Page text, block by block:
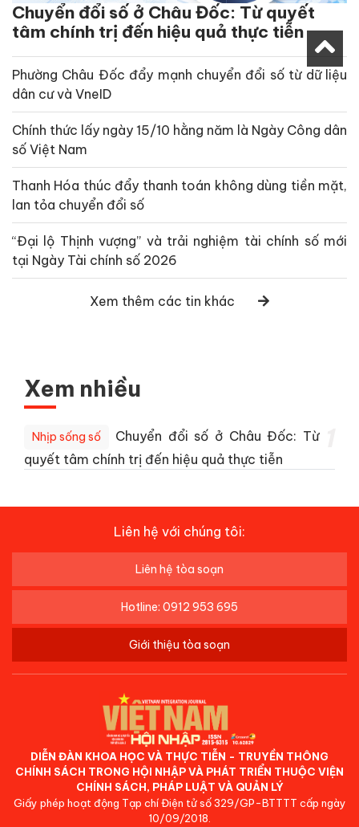
Chuyển đổi số ở Châu Đốc: Từ quyết
tâm chính trị đến hiệu quả thực tiễn
Phường Châu Đốc đẩy mạnh chuyển đổi số từ dữ liệu
dân cư và VneID
Chính thức lấy ngày 15/10 hằng năm là Ngày Công dân
số Việt Nam
Thanh Hóa thúc đẩy thanh toán không dùng tiền mặt,
lan tỏa chuyển đổi số
“Đại lộ Thịnh vượng” và trải nghiệm tài chính số mới
tại Ngày Tài chính số 2026
Xem thêm các tin khác
Xem nhiều
Nhịp sống số
Chuyển đổi số ở Châu Đốc: Từ
quyết tâm chính trị đến hiệu quả thực tiễn
Liên hệ với chúng tôi:
Liên hệ tòa soạn
Hotline: 0912 953 695
Giới thiệu tòa soạn
DIỄN ĐÀN KHOA HỌC VÀ THỰC TIỄN - TRUYỀN THÔNG
CHÍNH SÁCH TRONG HỘI NHẬP VÀ PHÁT TRIỂN THUỘC VIỆN
CHÍNH SÁCH, PHÁP LUẬT VÀ QUẢN LÝ
Giấy phép hoạt động Tạp chí Điện tử số 329/GP-BTTTT cấp ngày
10/09/2018.